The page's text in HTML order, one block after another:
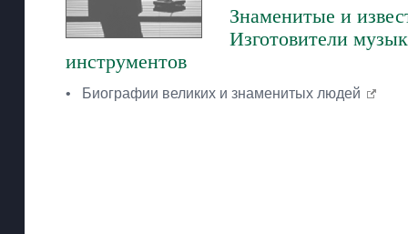
Знаменитые и
Изготовители
инструментов
• Биографии великих и знаменитых людей